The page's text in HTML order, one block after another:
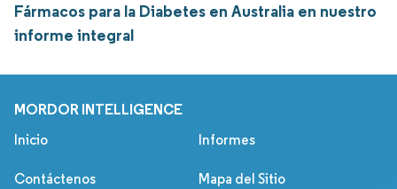
Fármacos para la Diabetes en Australia en nuestro
informe integral
MORDOR INTELLIGENCE
Inicio Informes
Contáctenos Mapa del Sitio